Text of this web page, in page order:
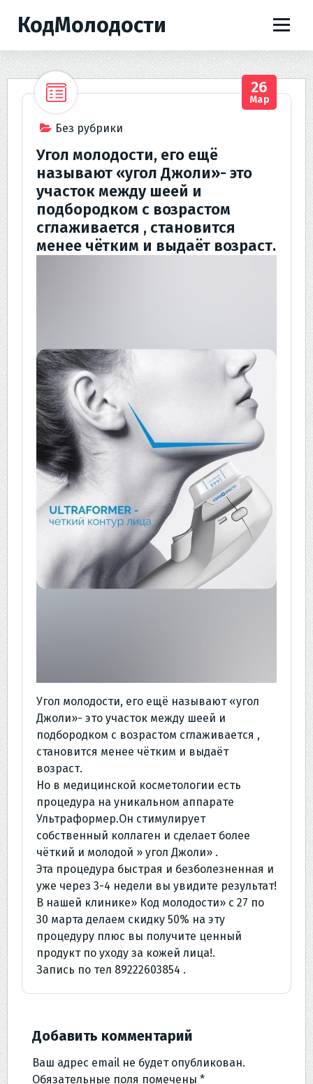
е
КодМолодости
Без рубрики
26
Мар
Угол молодости, его ещё
называют «угол Джоли»- это
участок между шеей и
подбородком с возрастом
сглаживается , становится
менее чётким и выдаёт возраст.
Угол молодости, его ещё называют «угол
Джоли»- это участок между шеей и
подбородком с возрастом сглаживается ,
становится менее чётким и выдаёт
возраст.
Но в медицинской косметологии есть
процедура на уникальном аппарате
Ультраформер.Он стимулирует
собственный коллаген и сделает более
чёткий и молодой » угол Джоли» .
Эта процедура быстрая и безболезненная и
уже через 3-4 недели вы увидите результат!
В нашей клинике» Код молодости» с 27 по
30 марта делаем скидку 50% на эту
процедуру плюс вы получите ценный
продукт по уходу за кожей лица!.
Запись по тел 89222603854 .
Добавить комментарий
Ваш адрес email не будет опубликован.
Обязательные поля помечены *